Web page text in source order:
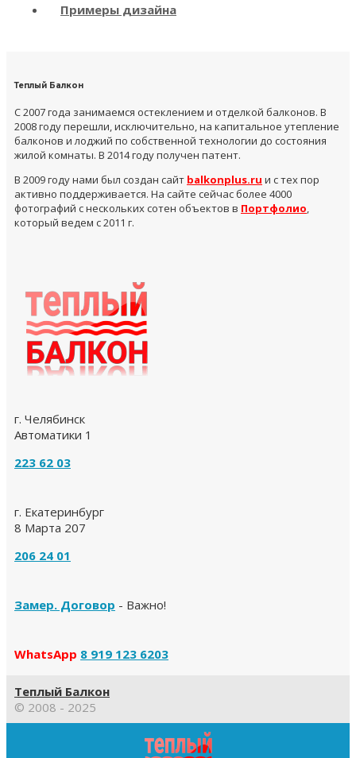
Примеры дизайна
Теплый Балкон
С 2007 года занимаемся остеклением и отделкой балконов. В
2008 году перешли, исключительно, на капитальное утепление
балконов и лоджий по собственной технологии до состояния
жилой комнаты. В 2014 году получен патент.
В 2009 году нами был создан сайт balkonplus.ru и с тех пор
активно поддерживается. На сайте сейчас более 4000
фотографий с нескольких сотен объектов в Портфолио,
который ведем с 2011 г.
г. Челябинск
Автоматики 1
223 62 03
г. Екатеринбург
8 Марта 207
206 24 01
Замер. Договор - Важно!
WhatsApp 8 919 123 6203
Теплый Балкон
© 2008 - 2025